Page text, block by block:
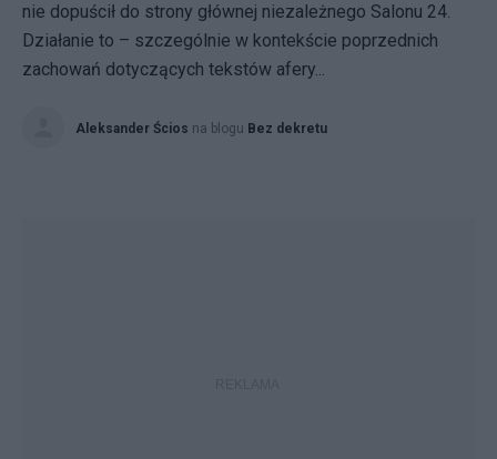
nie dopuścił do strony głównej niezależnego Salonu 24.
Działanie to – szczególnie w kontekście poprzednich
zachowań dotyczących tekstów afery...
Aleksander Ścios na blogu Bez dekretu